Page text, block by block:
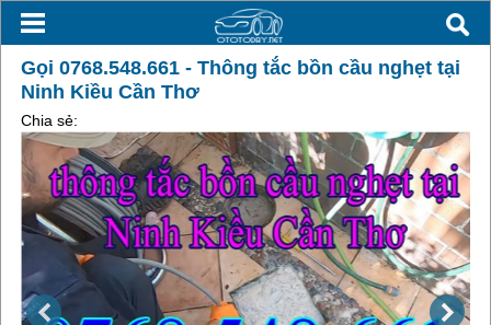
Gọi 0768.548.661 - Thông tắc bồn cầu nghẹt tại
Ninh Kiều Cần Thơ
Chia sẻ: